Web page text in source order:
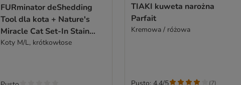
FURminator deShedding
Tool dla kota + Nature's
Miracle Cat Set-In Stain
Remover gratis!
Koty M/L, krótkowłose
TIAKI kuweta narożna
Parfait
Kremowa / różowa
Pusto: 4.4/5 (7)